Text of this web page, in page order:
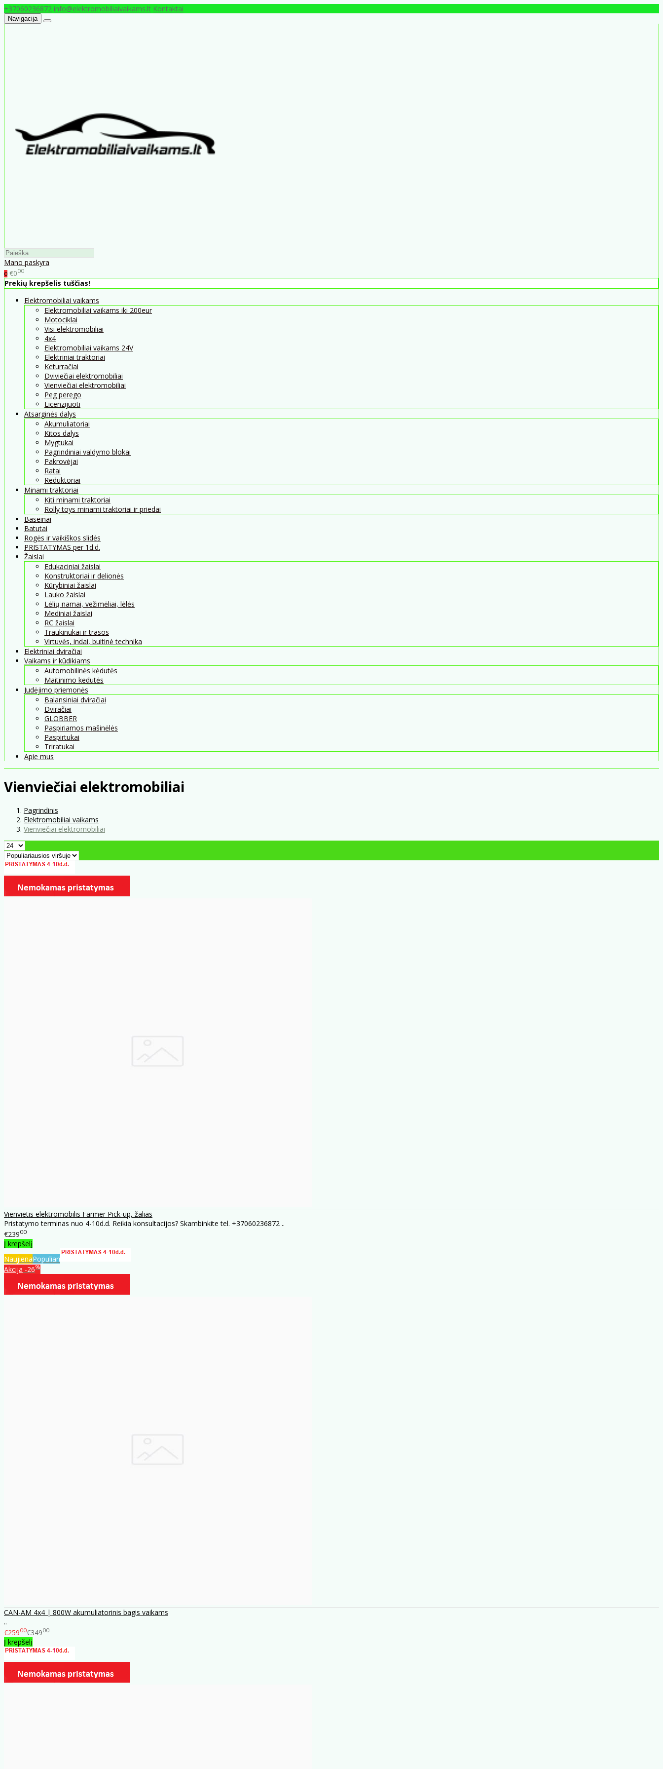
+37060236872 info@elektromobiliaivaikams.lt Kontaktai
Navigacija
Mano paskyra
0 €000
Prekių krepšelis tuščias!
Elektromobiliai vaikams
Elektromobiliai vaikams iki 200eur
Motociklai
Visi elektromobiliai
4x4
Elektromobiliai vaikams 24V
Elektriniai traktoriai
Keturračiai
Dviviečiai elektromobiliai
Vienviečiai elektromobiliai
Peg perego
Licenzijuoti
Atsarginės dalys
Akumuliatoriai
Kitos dalys
Mygtukai
Pagrindiniai valdymo blokai
Pakrovėjai
Ratai
Reduktoriai
Minami traktoriai
Kiti minami traktoriai
Rolly toys minami traktoriai ir priedai
Baseinai
Batutai
Rogės ir vaikiškos slidės
PRISTATYMAS per 1d.d.
Žaislai
Edukaciniai žaislai
Konstruktoriai ir delionės
Kūrybiniai žaislai
Lauko žaislai
Lėlių namai, vežimėliai, lėlės
Mediniai žaislai
RC žaislai
Traukinukai ir trasos
Virtuvės, indai, buitinė technika
Elektriniai dviračiai
Vaikams ir kūdikiams
Automobilinės kėdutės
Maitinimo kedutės
Judėjimo priemonės
Balansiniai dviračiai
Dviračiai
GLOBBER
Paspiriamos mašinėlės
Paspirtukai
Triratukai
Apie mus
Vienviečiai elektromobiliai
Pagrindinis
Elektromobiliai vaikams
Vienviečiai elektromobiliai
Vienvietis elektromobilis Farmer Pick-up, žalias
Pristatymo terminas nuo 4-10d.d. Reikia konsultacijos? Skambinkite tel. +37060236872 ..
€23900
Į krepšelį
NaujienaPopuliari
Akcija -26%
CAN-AM 4x4 | 800W akumuliatorinis bagis vaikams
..
€25900€34900
Į krepšelį